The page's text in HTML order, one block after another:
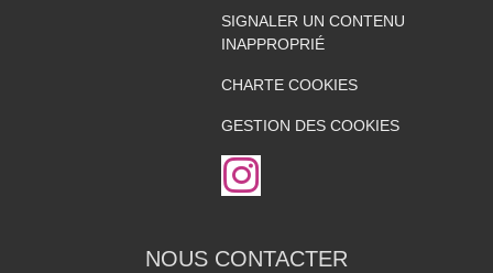
SIGNALER UN CONTENU
INAPPROPRIÉ
CHARTE COOKIES
GESTION DES COOKIES
NOUS CONTACTER